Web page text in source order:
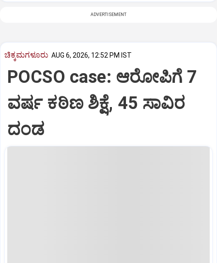
ADVERTISEMENT
ಚಿಕ್ಕಮಗಳೂರು AUG 6, 2026, 12:52 PM IST
POCSO case: ಆರೋಪಿಗೆ 7
ವರ್ಷ ಕಠಿಣ ಶಿಕ್ಷೆ, 45 ಸಾವಿರ
ದಂಡ